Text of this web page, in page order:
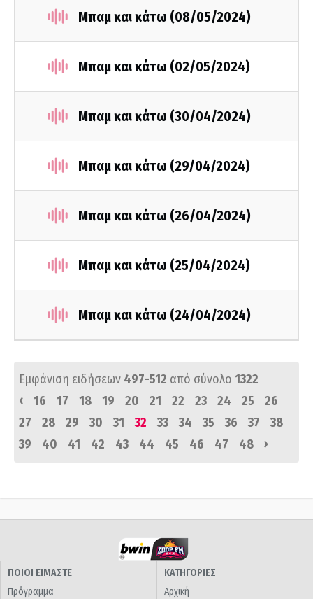
Μπαμ και κάτω (08/05/2024)
Μπαμ και κάτω (02/05/2024)
Μπαμ και κάτω (30/04/2024)
Μπαμ και κάτω (29/04/2024)
Μπαμ και κάτω (26/04/2024)
Μπαμ και κάτω (25/04/2024)
Μπαμ και κάτω (24/04/2024)
Εμφάνιση ειδήσεων 497-512 από σύνολο 1322
‹
16 17 18 19 20 21 22 23 24 25
26
27
28 29 30 31 32 33 34 35 36 37
38
39
40 41 42 43 44 45 46 47 48 ›
ΠΟΙΟΙ ΕΙΜΑΣΤΕ
Πρόγραμμα
ΚΑΤΗΓΟΡΙΕΣ
Αρχική